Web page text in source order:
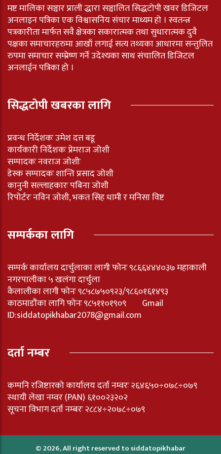
मष्ट मालिका सञ्चार प्राली द्धारा सञ्चालित सिद्धटोपी खवर डिजिटल
अनलाइन पत्रिका एक विश्वासनिय संचार माध्यम हो । स्वतन्त्र
पत्रकारीता मार्फत सवै क्षेत्रका सकारात्मक तथा सुधारात्मक दुवै
पक्षका समाचारहरुमा आखाँ लगाई सत्य तथ्यका आधारमा सन्तुलित
रुपमा समाचार सम्प्रेष्ण गर्ने उदेश्यका साथ संचालित डिजिटल
अनलाईन पत्रिका हो ।
सिद्धटोपी खबरका लागि
प्रवन्ध निर्देशकः उमेश दत्त बडू
कार्यकारी निर्देशकः प्रेमराज जोशी
सम्पादकः नवराज जोशीः
डेस्क सम्पादकः शान्ति प्रसाद जोशी
कानुनी सल्लाहकारः पबिना जोशी
रिपोर्टरः नविन जोशी, भकत सिह धामी र मनिसा विष्ट
सम्पर्कका लागि
सम्पर्क कार्यालय दार्चुलाका लागी फोनः ९८६६४४४०३७ महाकाली
नगरपालीका ५ खलंगा दार्चुला
कैलालीका लागी फोनः ९८५८७५०९२३/९८६०१६१४९३
काठमाडौंका लागि फोनः ९८५११०१९०९ Gmail
ID:siddatopikhabar2078@gmail.com
दर्ता नम्बर
कम्पनि रजिष्टारको कार्यालय दर्ता नम्वरः २६४६५०÷०७८÷०७९
स्थायी लेखा नम्वर (PAN) ६१००२३२०२
सूचना विभाग दर्ता नम्बरः २८८४÷२०७८÷०७९
© 2026, All right reserved to siddatopikhabar